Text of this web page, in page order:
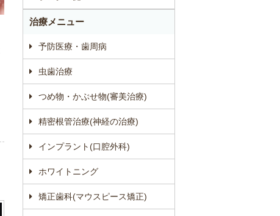
治療メニュー
予防医療・歯周病
虫歯治療
つめ物・かぶせ物(審美治療)
精密根管治療(神経の治療)
インプラント(口腔外科)
ホワイトニング
矯正歯科(マウスピース矯正)